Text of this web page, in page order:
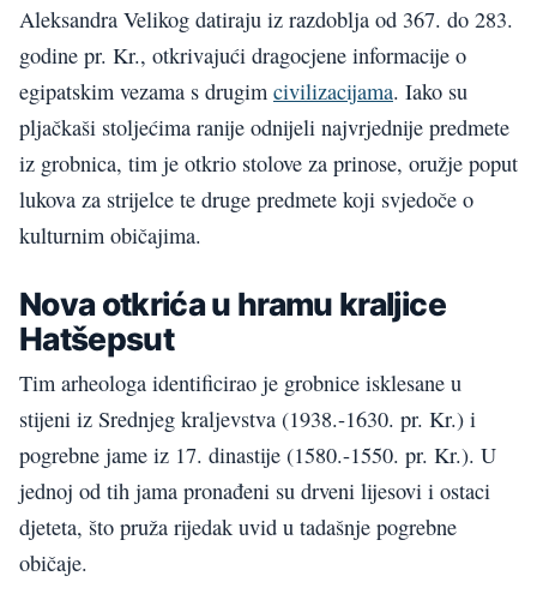
Aleksandra Velikog datiraju iz razdoblja od 367. do 283.
godine pr. Kr., otkrivajući dragocjene informacije o
egipatskim vezama s drugim civilizacijama. Iako su
pljačkaši stoljećima ranije odnijeli najvrjednije predmete
iz grobnica, tim je otkrio stolove za prinose, oružje poput
lukova za strijelce te druge predmete koji svjedoče o
kulturnim običajima.
Nova otkrića u hramu kraljice
Hatšepsut
Tim arheologa identificirao je grobnice isklesane u
stijeni iz Srednjeg kraljevstva (1938.-1630. pr. Kr.) i
pogrebne jame iz 17. dinastije (1580.-1550. pr. Kr.). U
jednoj od tih jama pronađeni su drveni lijesovi i ostaci
djeteta, što pruža rijedak uvid u tadašnje pogrebne
običaje.